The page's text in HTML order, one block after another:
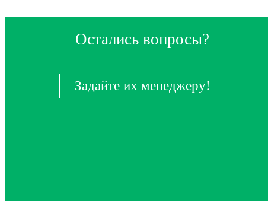
Остались вопросы?
Задайте их менеджеру!